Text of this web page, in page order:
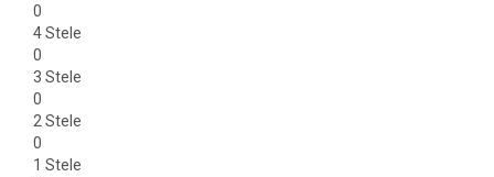
0
4 Stele
0
3 Stele
0
2 Stele
0
1 Stele